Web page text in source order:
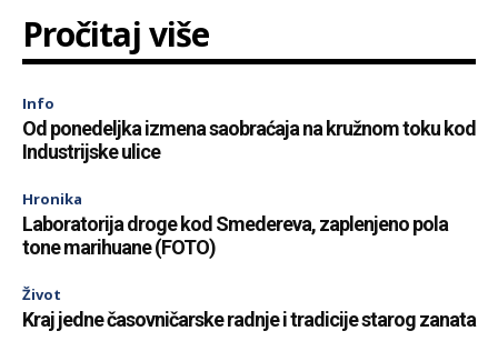
Pročitaj više
Info
Od ponedeljka izmena saobraćaja na kružnom toku kod
Industrijske ulice
Hronika
Laboratorija droge kod Smedereva, zaplenjeno pola
tone marihuane (FOTO)
Život
Kraj jedne časovničarske radnje i tradicije starog zanata